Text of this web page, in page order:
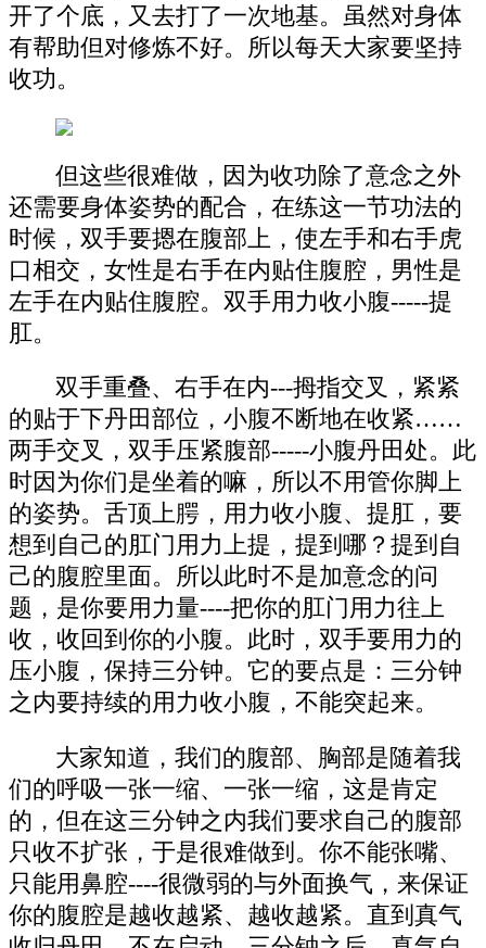
开了个底，又去打了一次地基。虽然对身体
有帮助但对修炼不好。所以每天大家要坚持
收功。
但这些很难做，因为收功除了意念之外
还需要身体姿势的配合，在练这一节功法的
时候，双手要摁在腹部上，使左手和右手虎
口相交，女性是右手在内贴住腹腔，男性是
左手在内贴住腹腔。双手用力收小腹-----提
肛。
双手重叠、右手在内---拇指交叉，紧紧
的贴于下丹田部位，小腹不断地在收紧……
两手交叉，双手压紧腹部-----小腹丹田处。此
时因为你们是坐着的嘛，所以不用管你脚上
的姿势。舌顶上腭，用力收小腹、提肛，要
想到自己的肛门用力上提，提到哪？提到自
己的腹腔里面。所以此时不是加意念的问
题，是你要用力量----把你的肛门用力往上
收，收回到你的小腹。此时，双手要用力的
压小腹，保持三分钟。它的要点是：三分钟
之内要持续的用力收小腹，不能突起来。
大家知道，我们的腹部、胸部是随着我
们的呼吸一张一缩、一张一缩，这是肯定
的，但在这三分钟之内我们要求自己的腹部
只收不扩张，于是很难做到。你不能张嘴、
只能用鼻腔----很微弱的与外面换气，来保证
你的腹腔是越收越紧、越收越紧。直到真气